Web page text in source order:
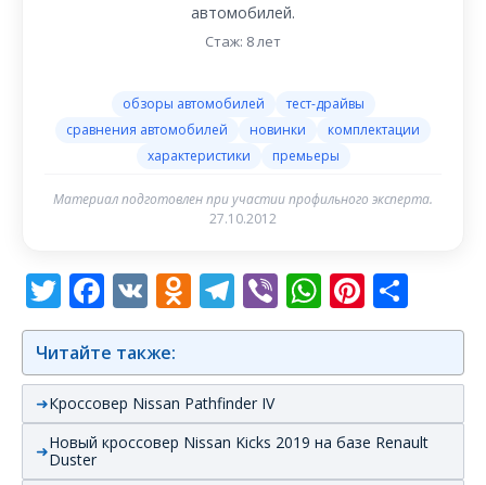
автомобилей.
Стаж: 8 лет
обзоры автомобилей
тест-драйвы
сравнения автомобилей
новинки
комплектации
характеристики
премьеры
Материал подготовлен при участии профильного эксперта.
27.10.2012
Twitter
Facebook
VK Odnoklassniki
Telegram
Viber
Читайте также:
Кроссовер Nissan Pathfinder IV
Новый кроссовер Nissan Kicks 2019 на базе Renault
Duster